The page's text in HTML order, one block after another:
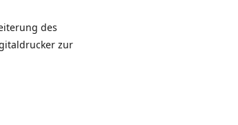
des
zur